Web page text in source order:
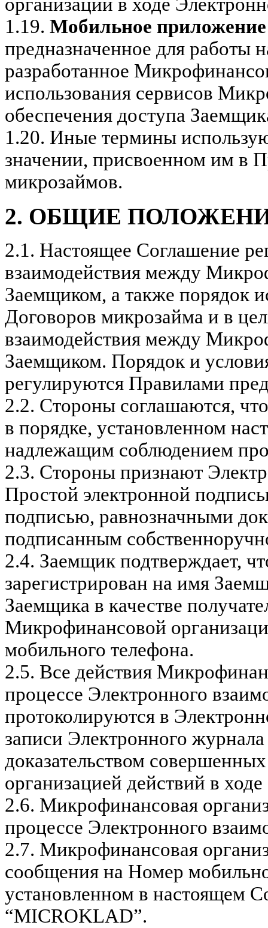
организации в ходе
1.19. Мобильное
предназначенное для работы
разработанное
использования сервисов
обеспечения доступа
1.20. Иные термины
значении, присвоенном им в
микрозаймов.
2. ОБЩИЕ
2.1. Настоящее Соглашение
взаимодействия между
Заемщиком, а также порядок
Договоров микрозайма и в
взаимодействия между
Заемщиком. Порядок и
регулируются Правилами
2.2. Стороны соглашаются,
в порядке, установленном
надлежащим соблюдением
2.3. Стороны признают
Простой электронной
подписью, равнозначными
подписанным
2.4. Заемщик подтверждает,
зарегистрирован на имя
Заемщика в качестве
Микрофинансовой
мобильного телефона.
2.5. Все действия
процессе Электронного
протоколируются в
записи Электронного
доказательством
организацией действий в
2.6. Микрофинансовая
процессе Электронного
2.7. Микрофинансовая
сообщения на Номер
установленном в настоящем
“MICROKLAD”.